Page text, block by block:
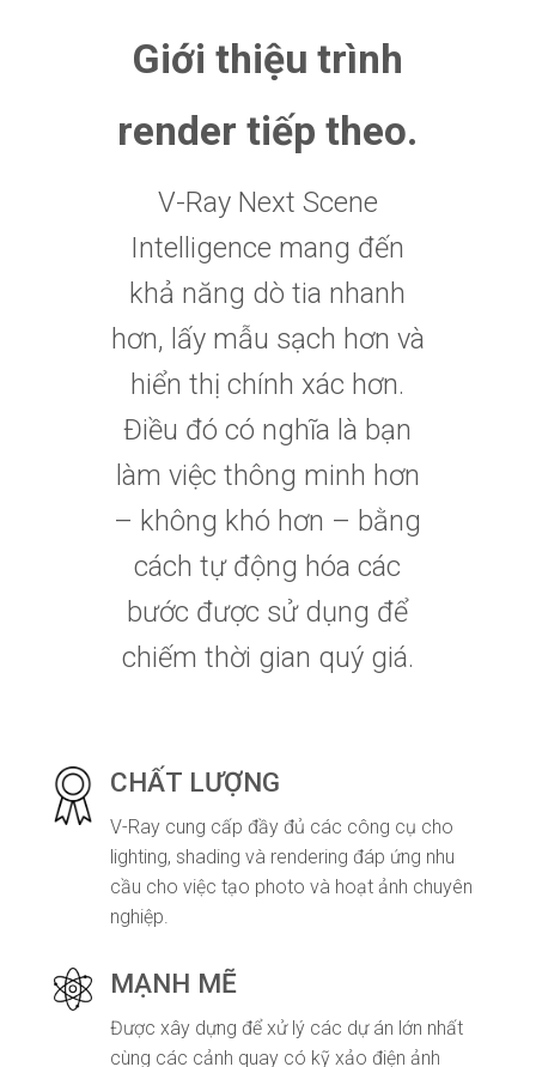
Giới thiệu trình
render tiếp theo.
V-Ray Next Scene
Intelligence mang đến
khả năng dò tia nhanh
hơn, lấy mẫu sạch hơn và
hiển thị chính xác hơn.
Điều đó có nghĩa là bạn
làm việc thông minh hơn
– không khó hơn – bằng
cách tự động hóa các
bước được sử dụng để
chiếm thời gian quý giá.
CHẤT LƯỢNG
V-Ray cung cấp đầy đủ các công cụ cho
lighting, shading và rendering đáp ứng nhu
cầu cho việc tạo photo và hoạt ảnh chuyên
nghiệp.
MẠNH MẼ
Được xây dựng để xử lý các dự án lớn nhất
cùng các cảnh quay có kỹ xảo điện ảnh